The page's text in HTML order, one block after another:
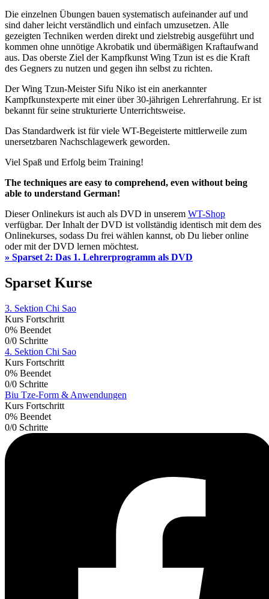
Die einzelnen Übungen bauen systematisch aufeinander auf und
sind daher leicht verständlich und einfach umzusetzen. Alle
gezeigten Techniken werden direkt und zielstrebig ausgeführt und
kommen ohne unnötige Akrobatik und übermäßigen Kraftaufwand
aus. Das oberste Ziel der Kampfkunst Wing Tzun ist es die Kraft
des Gegners zu nutzen und gegen ihn selbst zu richten.
Der Wing Tzun-Meister Sifu Niko ist ein anerkannter
Kampfkunstexperte mit einer über 30-jährigen Lehrerfahrung. Er ist
bekannt für seine strukturierte Unterrichtsweise.
Das Standardwerk ist für viele WT-Begeisterte mittlerweile zum
unersetzbaren Nachschlagewerk geworden.
Viel Spaß und Erfolg beim Training!
The techniques are easy to comprehend, even without being
able to understand German!
Dieser Onlinekurs ist auch als DVD in unserem WT-Shop
verfügbar. Der Inhalt der DVD ist vollständig identisch mit dem des
Onlinekurses, sodass Du frei wählen kannst, ob Du lieber online
oder mit der DVD lernen möchtest.
» Sparset 2: Das 1. Lehrerprogramm als DVD
Sparset Kurse
3. Sektion Chi Sao
Kurs Fortschritt
0% Beendet
0/0 Schritte
4. Sektion Chi Sao
Kurs Fortschritt
0% Beendet
0/0 Schritte
Biu Tze-Form & Anwendungen
Kurs Fortschritt
0% Beendet
0/0 Schritte